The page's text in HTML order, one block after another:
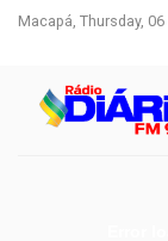
Macapá, Thursday,